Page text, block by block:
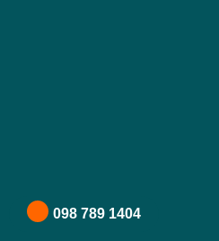
098 789 1404